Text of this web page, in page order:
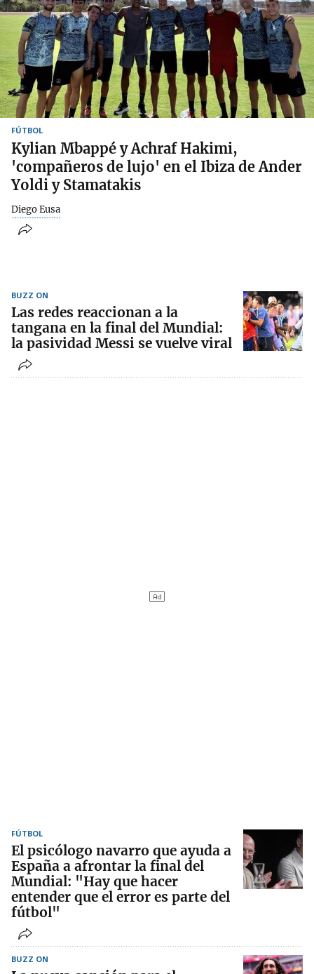
FÚTBOL
Kylian Mbappé y Achraf Hakimi,
'compañeros de lujo' en el Ibiza de Ander
Yoldi y Stamatakis
Diego Eusa
BUZZ ON
Las redes reaccionan a la
tangana en la final del Mundial:
la pasividad Messi se vuelve viral
FÚTBOL
El psicólogo navarro que ayuda a
España a afrontar la final del
Mundial: "Hay que hacer
entender que el error es parte del
fútbol"
BUZZ ON